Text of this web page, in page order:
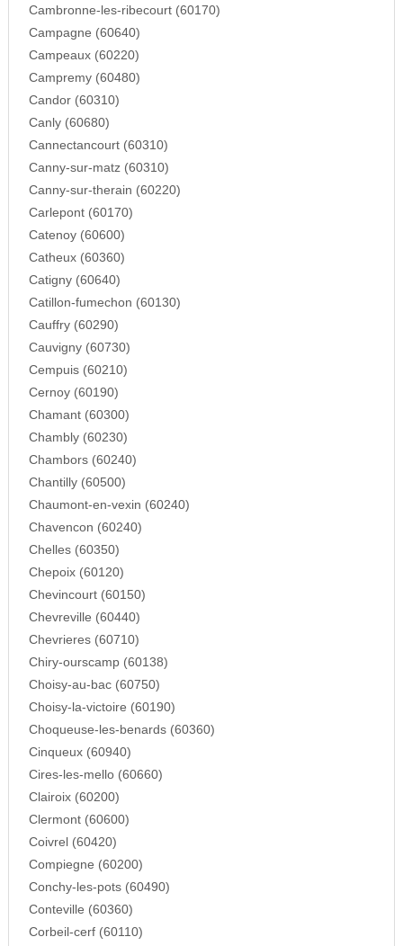
Cambronne-les-ribecourt (60170)
Campagne (60640)
Campeaux (60220)
Campremy (60480)
Candor (60310)
Canly (60680)
Cannectancourt (60310)
Canny-sur-matz (60310)
Canny-sur-therain (60220)
Carlepont (60170)
Catenoy (60600)
Catheux (60360)
Catigny (60640)
Catillon-fumechon (60130)
Cauffry (60290)
Cauvigny (60730)
Cempuis (60210)
Cernoy (60190)
Chamant (60300)
Chambly (60230)
Chambors (60240)
Chantilly (60500)
Chaumont-en-vexin (60240)
Chavencon (60240)
Chelles (60350)
Chepoix (60120)
Chevincourt (60150)
Chevreville (60440)
Chevrieres (60710)
Chiry-ourscamp (60138)
Choisy-au-bac (60750)
Choisy-la-victoire (60190)
Choqueuse-les-benards (60360)
Cinqueux (60940)
Cires-les-mello (60660)
Clairoix (60200)
Clermont (60600)
Coivrel (60420)
Compiegne (60200)
Conchy-les-pots (60490)
Conteville (60360)
Corbeil-cerf (60110)